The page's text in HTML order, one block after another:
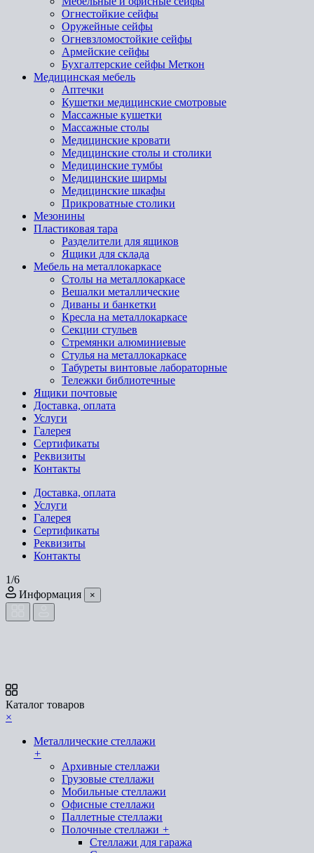
Огнестойкие сейфы
Оружейные сейфы
Огневзломостойкие сейфы
Армейские сейфы
Бухгалтерские сейфы Меткон
Медицинская мебель
Аптечки
Кушетки медицинские смотровые
Массажные кушетки
Массажные столы
Медицинские кровати
Медицинские столы и столики
Медицинские тумбы
Медицинские ширмы
Медицинские шкафы
Прикроватные столики
Мезонины
Пластиковая тара
Разделители для ящиков
Ящики для склада
Мебель на металлокаркасе
Cтолы на металлокаркасе
Вешалки металлические
Диваны и банкетки
Кресла на металлокаркасе
Секции стульев
Стремянки алюминиевые
Стулья на металлокаркасе
Табуреты винтовые лабораторные
Тележки библиотечные
Ящики почтовые
Доставка, оплата
Услуги
Галерея
Сертификаты
Реквизиты
Контакты
Доставка, оплата
Услуги
Галерея
Сертификаты
Реквизиты
Контакты
1/6
Информация
×
Каталог товаров
×
Металлические стеллажи
+
Архивные стеллажи
Грузовые стеллажи
Мобильные стеллажи
Офисные стеллажи
Паллетные стеллажи
Полочные стеллажи +
Стеллажи для гаража